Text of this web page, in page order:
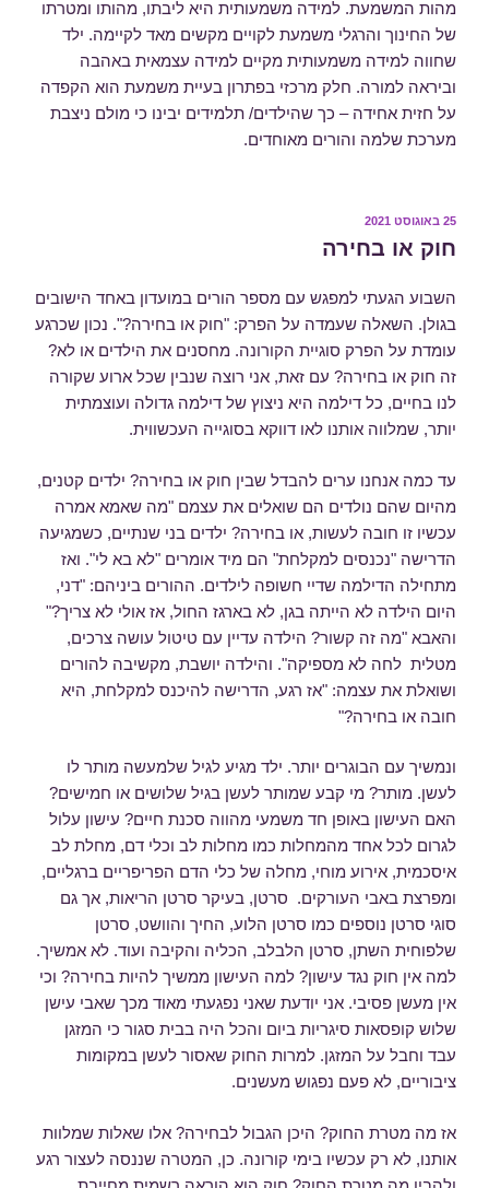
מהות המשמעת. למידה משמעותית היא ליבתו, מהותו ומטרתו
של החינוך והרגלי משמעת לקויים מקשים מאד לקיימה. ילד
שחווה למידה משמעותית מקיים למידה עצמאית באהבה
וביראה למורה. חלק מרכזי בפתרון בעיית משמעת הוא הקפדה
על חזית אחידה – כך שהילדים/ תלמידים יבינו כי מולם ניצבת
מערכת שלמה והורים מאוחדים.
פורסם
25 באוגוסט 2021
חוק או בחירה
השבוע הגעתי למפגש עם מספר הורים במועדון באחד הישובים
בגולן. השאלה שעמדה על הפרק: "חוק או בחירה?". נכון שכרגע
עומדת על הפרק סוגיית הקורונה. מחסנים את הילדים או לא?
זה חוק או בחירה? עם זאת, אני רוצה שנבין שכל ארוע שקורה
לנו בחיים, כל דילמה היא ניצוץ של דילמה גדולה ועוצמתית
יותר, שמלווה אותנו לאו דווקא בסוגייה העכשווית.
עד כמה אנחנו ערים להבדל שבין חוק או בחירה? ילדים קטנים,
מהיום שהם נולדים הם שואלים את עצמם "מה שאמא אמרה
עכשיו זו חובה לעשות, או בחירה? ילדים בני שנתיים, כשמגיעה
הדרישה "נכנסים למקלחת" הם מיד אומרים "לא בא לי". ואז
מתחילה הדילמה שדיי חשופה לילדים. ההורים ביניהם: "דני,
היום הילדה לא הייתה בגן, לא בארגז החול, אז אולי לא צריך?"
והאבא "מה זה קשור? הילדה עדיין עם טיטול עושה צרכים,
מטלית לחה לא מספיקה". והילדה יושבת, מקשיבה להורים
ושואלת את עצמה: "אז רגע, הדרישה להיכנס למקלחת, היא
חובה או בחירה?"
ונמשיך עם הבוגרים יותר. ילד מגיע לגיל שלמעשה מותר לו
לעשן. מותר? מי קבע שמותר לעשן בגיל שלושים או חמישים?
האם העישון באופן חד משמעי מהווה סכנת חיים? עישון עלול
לגרום לכל אחד מהמחלות כמו מחלות לב וכלי דם, מחלת לב
איסכמית, אירוע מוחי, מחלה של כלי הדם הפריפריים ברגליים,
ומפרצת באבי העורקים. סרטן, בעיקר סרטן הריאות, אך גם
סוגי סרטן נוספים כמו סרטן הלוע, החיך והוושט, סרטן
שלפוחית השתן, סרטן הלבלב, הכליה והקיבה ועוד. לא אמשיך.
למה אין חוק נגד עישון? למה העישון ממשיך להיות בחירה? וכי
אין מעשן פסיבי. אני יודעת שאני נפגעתי מאוד מכך שאבי עישן
שלוש קופסאות סיגריות ביום והכל היה בבית סגור כי המזגן
עבד וחבל על המזגן. למרות החוק שאסור לעשן במקומות
ציבוריים, לא פעם נפגוש מעשנים.
אז מה מטרת החוק? היכן הגבול לבחירה? אלו שאלות שמלוות
אותנו, לא רק עכשיו בימי קורונה. כן, המטרה שננסה לעצור רגע